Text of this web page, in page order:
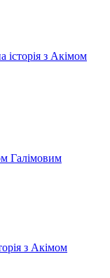
історія з Акімом
Галімовим
з Акімом